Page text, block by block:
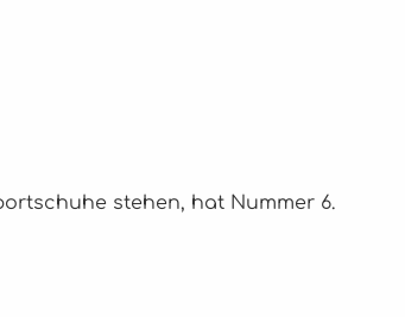
stehen, hat Nummer 6.